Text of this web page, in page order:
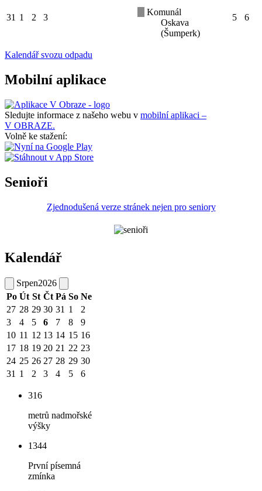
31 1 2 3
Komunál
Oskava
(Šumperk)
5 6
Kalendář svozu odpadu
Mobilní aplikace
Sledujte informace z našeho webu v mobilní aplikaci –
V OBRAZE.
Volně ke stažení:
Senioři
Zjednodušená verze stránek nejen pro seniory
Kalendář
Srpen2026
Po Út St Čt Pá So Ne
27 28 29 30 31 1
2
3
4 5 6 7 8
9
10 11 12 13 14 15 16
17 18 19 20 21 22 23
24 25 26 27 28 29 30
31 1 2 3 4 5 6
316
metrů nadmořské
výšky
1344
První písemná
zmínka